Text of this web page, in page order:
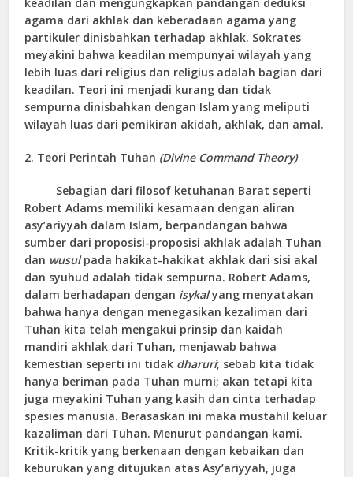
keadilan dan mengungkapkan pandangan deduksi
agama dari akhlak dan keberadaan agama yang
partikuler dinisbahkan terhadap akhlak. Sokrates
meyakini bahwa keadilan mempunyai wilayah yang
lebih luas dari religius dan religius adalah bagian dari
keadilan. Teori ini menjadi kurang dan tidak
sempurna dinisbahkan dengan Islam yang meliputi
wilayah luas dari pemikiran akidah, akhlak, dan amal.
2. Teori Perintah Tuhan (Divine Command Theory)
Sebagian dari filosof ketuhanan Barat seperti
Robert Adams memiliki kesamaan dengan aliran
asy’ariyyah dalam Islam, berpandangan bahwa
sumber dari proposisi-proposisi akhlak adalah Tuhan
dan wusulpada hakikat-hakikat akhlak dari sisi akal
dan syuhud adalah tidak sempurna. Robert Adams,
dalam berhadapan dengan isykalyang menyatakan
bahwa hanya dengan menegasikan kezaliman dari
Tuhan kita telah mengakui prinsip dan kaidah
mandiri akhlak dari Tuhan, menjawab bahwa
kemestian seperti ini tidak dharuri; sebab kita tidak
hanya beriman pada Tuhan murni; akan tetapi kita
juga meyakini Tuhan yang kasih dan cinta terhadap
spesies manusia. Berasaskan ini maka mustahil keluar
kazaliman dari Tuhan. Menurut pandangan kami.
Kritik-kritik yang berkenaan dengan kebaikan dan
keburukan yang ditujukan atas Asy’ariyyah, juga